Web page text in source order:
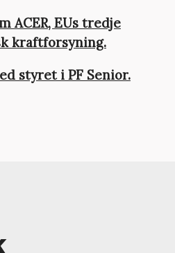
ACER, EUs tredje
kraftforsyning.
styret i PF Senior.